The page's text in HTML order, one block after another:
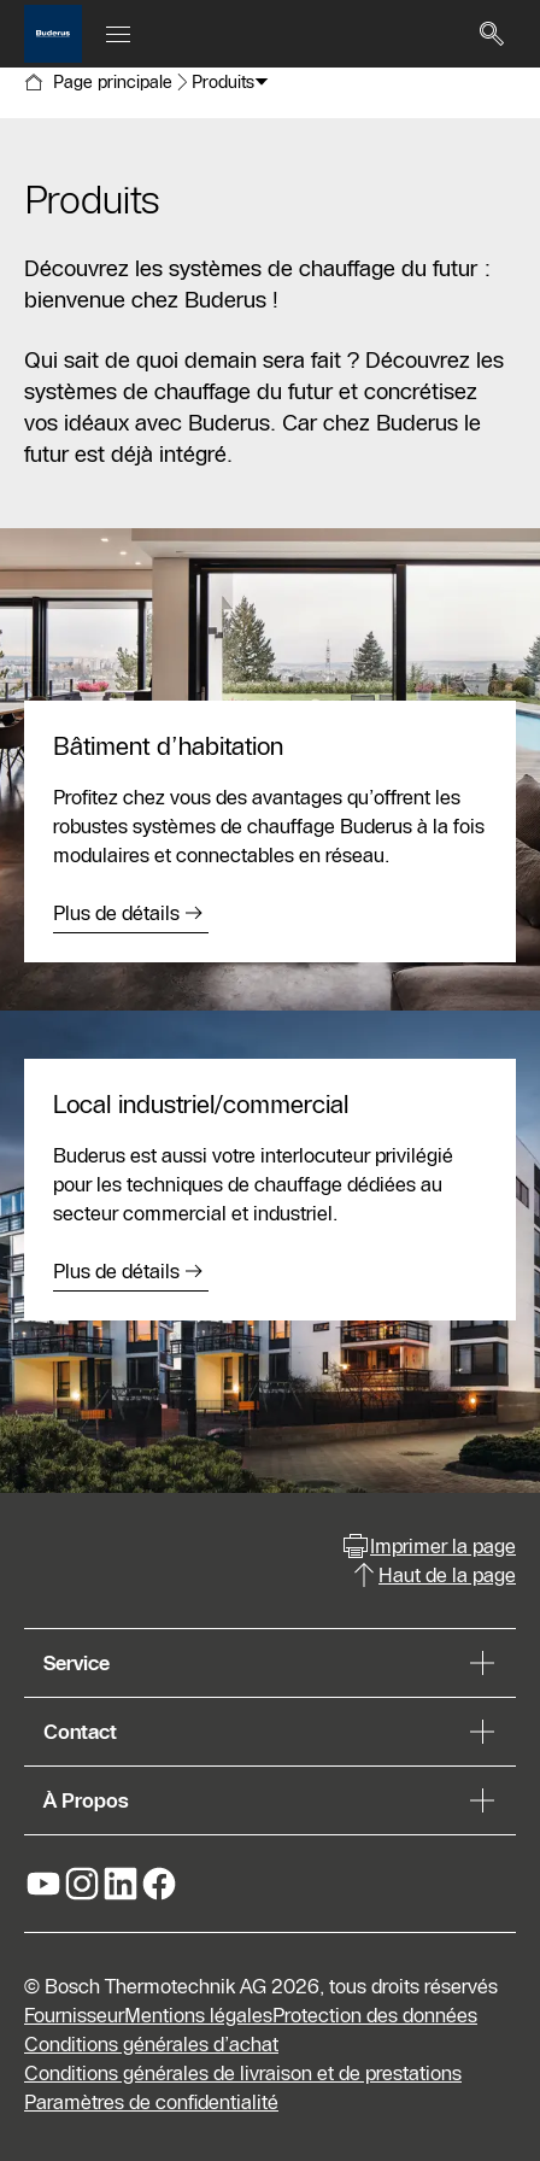
Page principale Produits
Produits
Découvrez les systèmes de chauffage du futur :
bienvenue chez Buderus !
Qui sait de quoi demain sera fait ? Découvrez les
systèmes de chauffage du futur et concrétisez
vos idéaux avec Buderus. Car chez Buderus le
futur est déjà intégré.
Bâtiment d’habitation
Profitez chez vous des avantages qu’offrent les
robustes systèmes de chauffage Buderus à la fois
modulaires et connectables en réseau.
Plus de détails
Local industriel/commercial
Buderus est aussi votre interlocuteur privilégié
pour les techniques de chauffage dédiées au
secteur commercial et industriel.
Plus de détails
Formulaire
de contact
Imprimer la page
Haut de la page
Service
Contact
À Propos
© Bosch Thermotechnik AG 2026, tous droits réservés
FournisseurMentions légalesProtection des données
Conditions générales d’achat
Conditions générales de livraison et de prestations
Paramètres de confidentialité